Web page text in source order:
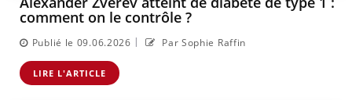
comment on le contrôle ?
Publié le 09.06.2026 | Par Sophie Raffin
LIRE L'ARTICLE